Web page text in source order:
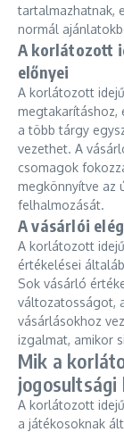
tartalmazhatnak,
normál
A korlátozott
előnyei
A korlátozott
megtakarításhoz,
a több tárgy
vezethet. A
csomagok
megkönnyítve az
felhalmozását.
A vásárlói
A korlátozott
értékelései
Sok vásárló
változatosságot,
vásárlásokhoz
izgalmat, amikor
Mik a
jogosultsági
A korlátozott
a játékosoknak